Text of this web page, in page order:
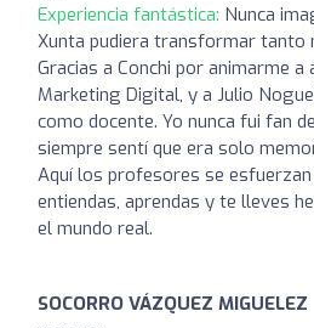
Experiencia fantástica: Nunca
Xunta pudiera transformar tanto
Gracias a Conchi por animarme
Marketing Digital, y a Julio
como docente. Yo nunca fui fan
siempre sentí que era solo
Aquí los profesores se esfuerzan
entiendas, aprendas y te lleves
el mundo real.
SOCORRO VÁZQUEZ MIGUELEZ